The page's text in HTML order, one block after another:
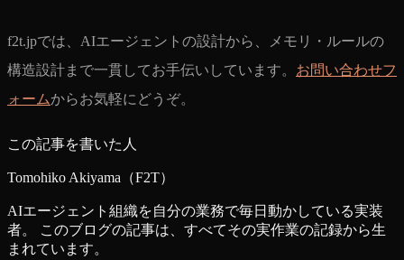
f2t.jpでは、AIエージェントの設計から、メモリ・ルールの
構造設計まで一貫してお手伝いしています。 お問い合わせフ
ォームからお気軽にどうぞ。
この記事を書いた人
Tomohiko Akiyama（F2T）
AIエージェント組織を自分の業務で毎日動かしている実装
者。 このブログの記事は、すべてその実作業の記録から生
まれています。